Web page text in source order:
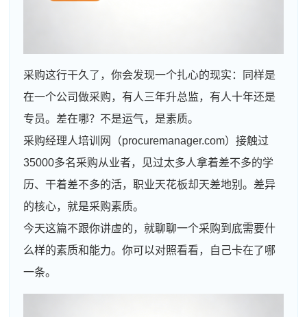
采购这行干久了，你会发现一个扎心的现实：同样是
在一个公司做采购，有人三年升总监，有人十年还是
专员。差在哪？不是运气，是素质。
采购经理人培训网（procuremanager.com）接触过
35000多名采购从业者，见过太多人拿着差不多的学
历、干着差不多的活，职业天花板却天差地别。差异
的核心，就是采购素质。
今天这篇不跟你讲虚的，就聊聊一个采购到底需要什
么样的素质和能力。你可以对照看看，自己卡在了哪
一条。